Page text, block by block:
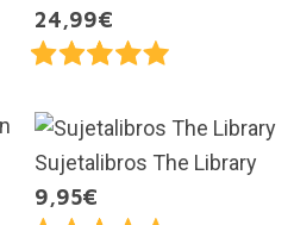
24,99€
Sujetalibros The Library
9,95€